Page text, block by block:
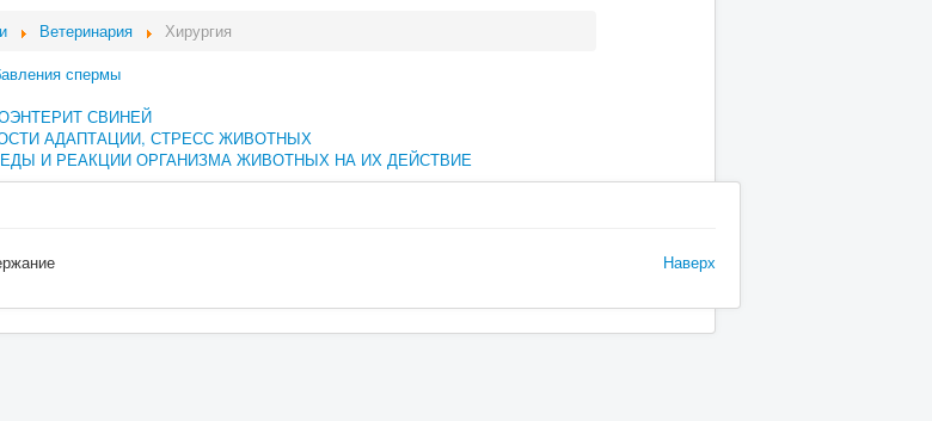
Ветеринария
Хирургия
спермы
СВИНЕЙ
АДАПТАЦИИ, СТРЕСС ЖИВОТНЫХ
И РЕАКЦИИ ОРГАНИЗМА ЖИВОТНЫХ НА ИХ ДЕЙСТВИЕ
Наверх